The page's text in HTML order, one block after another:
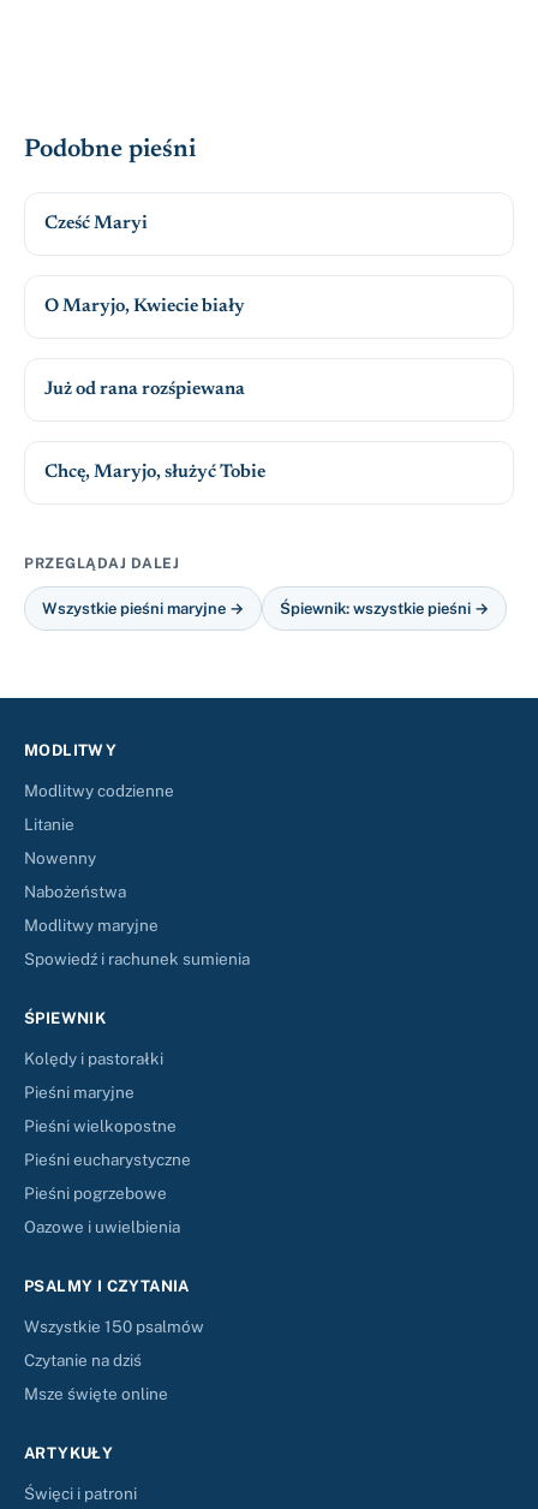
Podobne pieśni
Cześć Maryi
O Maryjo, Kwiecie biały
Już od rana rozśpiewana
Chcę, Maryjo, służyć Tobie
PRZEGLĄDAJ DALEJ
Wszystkie pieśni maryjne → Śpiewnik: wszystkie pieśni →
MODLITWY
Modlitwy codzienne
Litanie
Nowenny
Nabożeństwa
Modlitwy maryjne
Spowiedź i rachunek sumienia
ŚPIEWNIK
Kolędy i pastorałki
Pieśni maryjne
Pieśni wielkopostne
Pieśni eucharystyczne
Pieśni pogrzebowe
Oazowe i uwielbienia
PSALMY I CZYTANIA
Wszystkie 150 psalmów
Czytanie na dziś
Msze święte online
ARTYKUŁY
Święci i patroni